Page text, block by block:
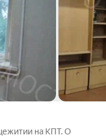
на КПТ. О